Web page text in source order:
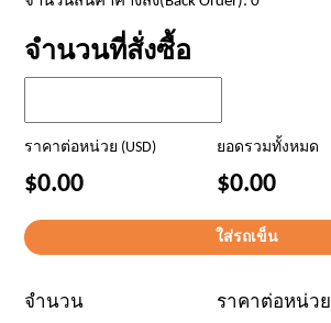
จำนวนที่สั่งซื้อ
ราคาต่อหน่วย (USD) ยอดรวมทั้งหมด
$0.00 $0.00
จำนวน
ราคาต่อหน่วย